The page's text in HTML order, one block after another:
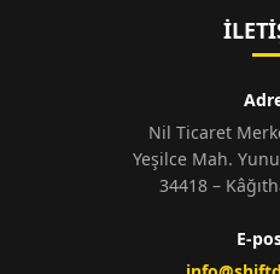
Nil Ticaret
Yeşilce Mah.
34418 –
E-